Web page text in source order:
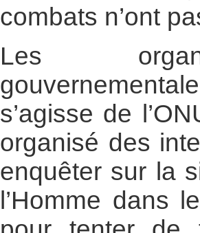
combats n’ont
Les
s’agisse de
organisé des
enquêter sur la
l’Homme dans